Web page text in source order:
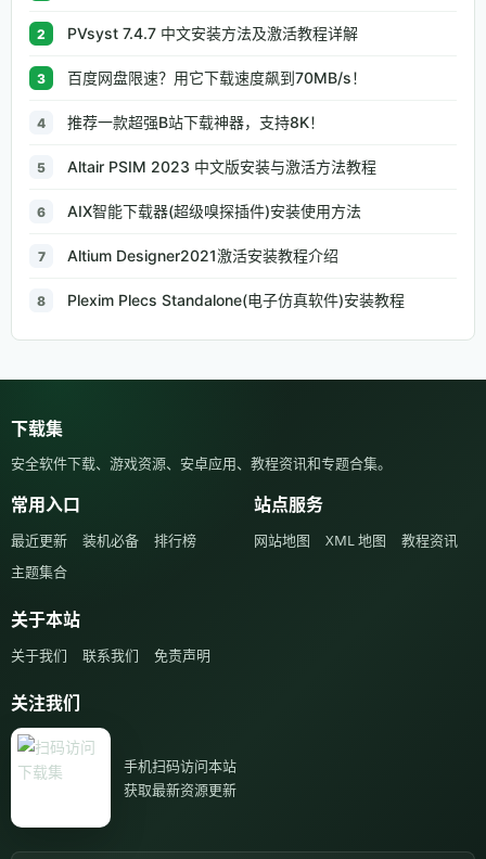
2 PVsyst 7.4.7 中文安装方法及激活教程详解
3 百度网盘限速？用它下载速度飙到70MB/s！
4 推荐一款超强B站下载神器，支持8K！
5 Altair PSIM 2023 中文版安装与激活方法教程
6 AIX智能下载器(超级嗅探插件)安装使用方法
7 Altium Designer2021激活安装教程介绍
8 Plexim Plecs Standalone(电子仿真软件)安装教程
下载集
安全软件下载、游戏资源、安卓应用、教程资讯和专题合集。
常用入口
最近更新 装机必备
排行榜
主题集合
站点服务
网站地图 XML 地图 教程资讯
关于本站
关于我们 联系我们 免责声明
关注我们
手机扫码访问本站
获取最新资源更新